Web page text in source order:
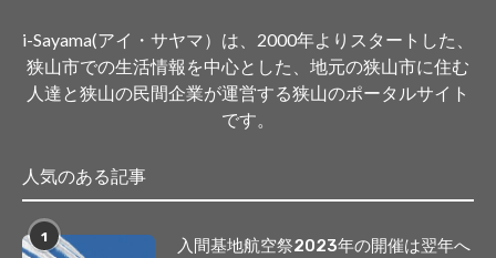
i-Sayama(アイ・サヤマ）は、2000年よりスタートした、
狭山市での生活情報を中心とした、地元の狭山市に住む
人達と狭山の民間企業が運営する狭山のポータルサイト
です。
人気のある記事
1 入間基地航空祭2023年の開催は翌年へ